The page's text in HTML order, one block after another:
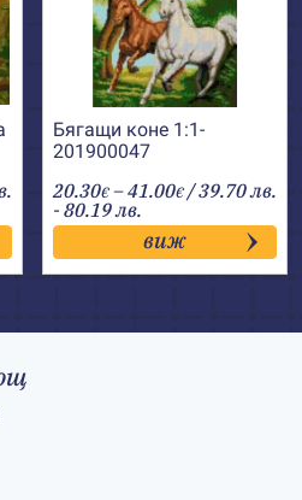
Бягащи коне 1:1-
201900047
20.30€ –41.00€Price
range:
20.30€
through
41.00€
/ 39.70 лв.
- 80.19 лв.
виж